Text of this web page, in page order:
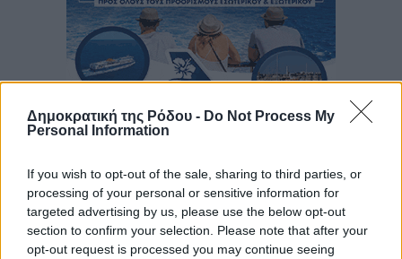
Δημοκρατική της Ρόδου - Do Not Process My
Personal Information
If you wish to opt-out of the sale, sharing to third parties, or
processing of your personal or sensitive information for
targeted advertising by us, please use the below opt-out
section to confirm your selection. Please note that after your
opt-out request is processed you may continue seeing